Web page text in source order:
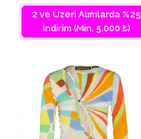
2 ve Üzeri Alımlarda %25
İndirim (Min. 5,000 ₺)